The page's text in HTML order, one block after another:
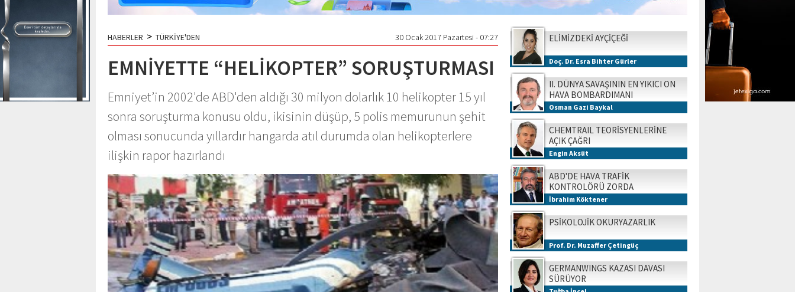
HABERLER > TÜRKİYE'DEN 30 Ocak 2017 Pazartesi - 07:27
EMNİYETTE “HELİKOPTER” SORUŞTURMASI
Emniyet’in 2002'de ABD'den aldığı 30 milyon dolarlık 10 helikopter 15 yıl
sonra soruşturma konusu oldu, ikisinin düşüp, 5 polis memurunun şehit
olması sonucunda yıllardır hangarda atıl durumda olan helikopterlere
ilişkin rapor hazırlandı
ELİMİZDEKİ AYÇİÇEĞİ
Doç. Dr. Esra Bihter Gürler
II. DÜNYA SAVAŞININ EN YIKICI ON
HAVA BOMBARDIMANI
Osman Gazi Baykal
CHEMTRAIL TEORİSYENLERİNE
AÇIK ÇAĞRI
Engin Aksüt
ABD'DE HAVA TRAFİK
KONTROLÖRÜ ZORDA
İbrahim Köktener
PSİKOLOJİK OKURYAZARLIK
Prof. Dr. Muzaffer Çetingüç
GERMANWINGS KAZASI DAVASI
SÜRÜYOR